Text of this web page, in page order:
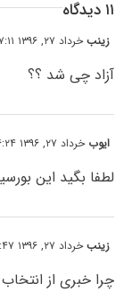
۱۱ دیدگاه
زینبخرداد ۲۷, ۱۳۹۶ at ۷:۱۱ ب٫ظ
آزاد چی شد ؟؟
ایوب خرداد ۲۷, ۱۳۹۶ at ۶:۲۴ ب٫ظ
لطفا بگید این
زینبخرداد ۲۷, ۱۳۹۶ at ۱۱:۴۷ ق٫ظ
چرا خبری از